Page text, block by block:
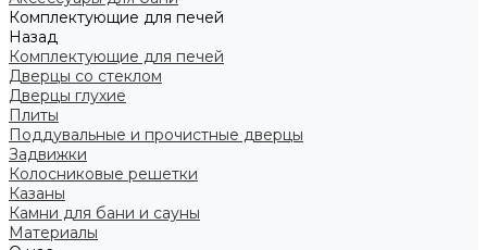
Комплектующие для печей
Назад
Комплектующие для печей
Дверцы со стеклом
Дверцы глухие
Плиты
Поддувальные и прочистные дверцы
Задвижки
Колосниковые решетки
Казаны
Камни для бани и сауны
Материалы